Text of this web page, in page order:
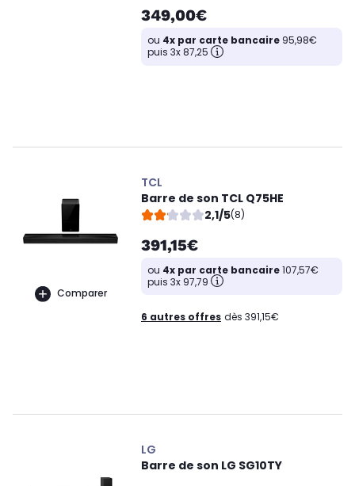
349,00€
ou 4x par carte bancaire 95,98€
puis 3x 87,25
Comparer
TCL
Barre de son TCL Q75HE
2,1/5(8)
391,15€
ou 4x par carte bancaire107,57€
puis 3x 97,79
6 autres offres dès 391,15€
LG
Barre de son LG SG10TY